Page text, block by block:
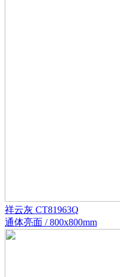
祥云灰 CT81963Q
通体亮面 / 800x800mm